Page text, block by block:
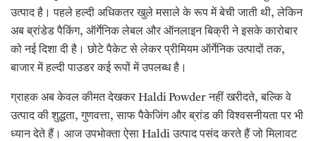
उत्पाद है। पहले हल्दी अधिकतर खुले मसाले के रूप में बेची जाती थी, लेकिन
अब ब्रांडेड पैकिंग, ऑर्गेनिक लेबल और ऑनलाइन बिक्री ने इसके कारोबार
को नई दिशा दी है। छोटे पैकेट से लेकर प्रीमियम ऑर्गेनिक उत्पादों तक,
बाजार में हल्दी पाउडर कई रूपों में उपलब्ध है।
ग्राहक अब केवल कीमत देखकर Haldi Powder नहीं खरीदते, बल्कि वे
उत्पाद की शुद्धता, गुणवत्ता, साफ पैकेजिंग और ब्रांड की विश्वसनीयता पर भी
ध्यान देते हैं। आज उपभोक्ता ऐसा Haldi उत्पाद पसंद करते हैं जो मिलावट